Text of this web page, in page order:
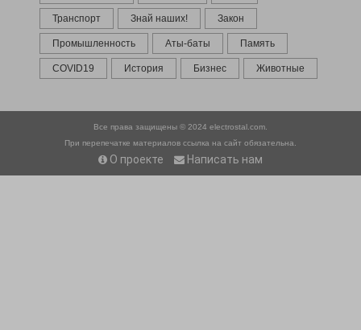
Транспорт Знай наших! Закон
Промышленность Аты-баты Память
COVID19 История Бизнес Животные
Все права защищены © 2024 electrostal.com.
При перепечатке материалов ссылка на сайт обязательна.
О проекте Написать нам